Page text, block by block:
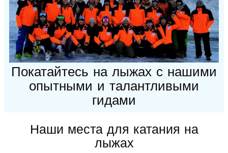
Покатайтесь на лыжах с нашими
опытными и талантливыми
гидами
Наши места для катания на
лыжах